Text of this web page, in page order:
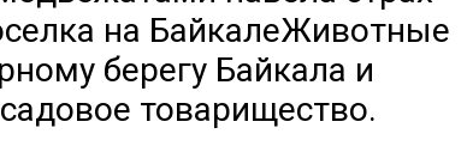
на БайкалеЖивотные
берегу Байкала и
товарищество.